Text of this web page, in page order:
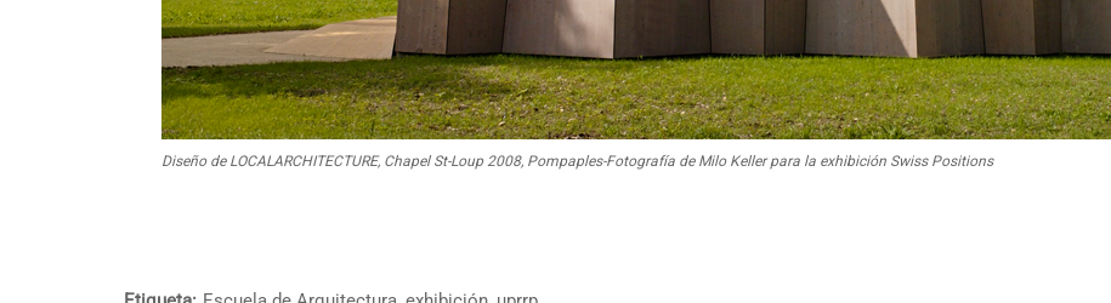
Diseño de LOCALARCHITECTURE, Chapel St-Loup 2008, Pompaples-Fotografía de Milo Keller para la exhibición Swiss Positions